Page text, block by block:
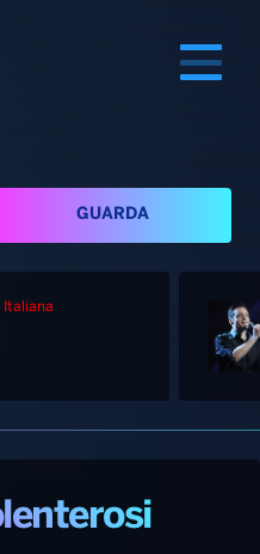
GUARDA
Italiana